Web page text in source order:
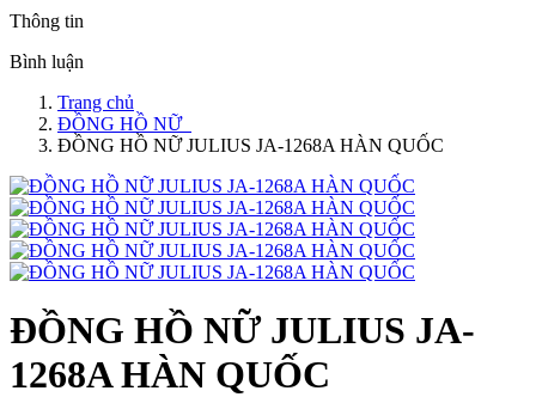
Thông tin
Bình luận
Trang chủ
ĐỒNG HỒ NỮ
ĐỒNG HỒ NỮ JULIUS JA-1268A HÀN QUỐC
ĐỒNG HỒ NỮ JULIUS JA-
1268A HÀN QUỐC